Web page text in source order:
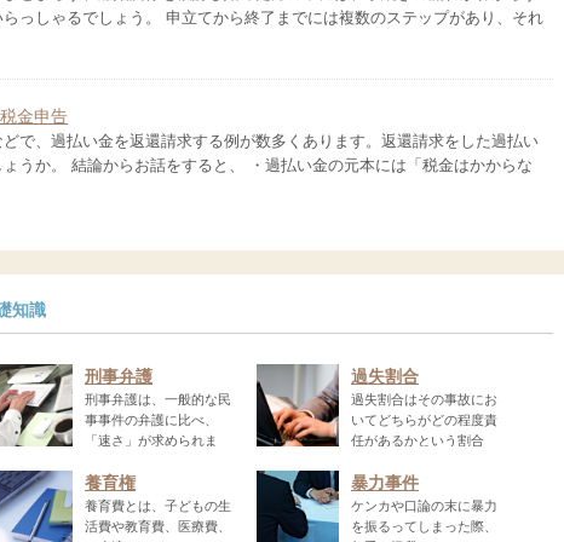
っしゃるでしょう。 申立てから終了までには複数のステップがあり、それ
金申告
で、過払い金を返還請求する例が数多くあります。返還請求をした過払い
うか。 結論からお話をすると、 ・過払い金の元本には「税金はかからな
知識
刑事弁護
刑事弁護は、一般的な民
事事件の弁護に比べ、
「速さ」が求められま
過失割合
過失割合はその事故にお
いてどちらがどの程度責
任があるかという割合
養育権
養育費とは、子どもの生
活費や教育費、医療費、
暴力事件
ケンカや口論の末に暴力
を振るってしまった際、